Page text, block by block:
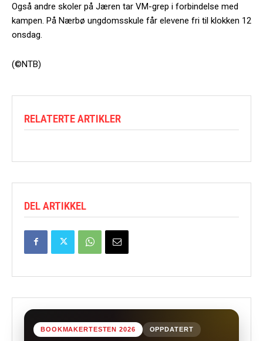
Også andre skoler på Jæren tar VM-grep i forbindelse med
kampen. På Nærbø ungdomsskule får elevene fri til klokken 12
onsdag.
(©NTB)
RELATERTE ARTIKLER
DEL ARTIKKEL
BOOKMAKERTESTEN 2026 OPPDATERT